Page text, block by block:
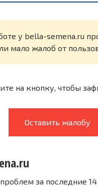
у bella-semena.ru
мало жалоб от
на кнопку, чтобы
Оставить жалобу
за последние